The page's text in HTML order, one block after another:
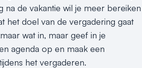
de vakantie wil je meer bereiken
het doel van de vergadering gaat
wat in, maar geef in je
agenda op en maak een
het vergaderen.